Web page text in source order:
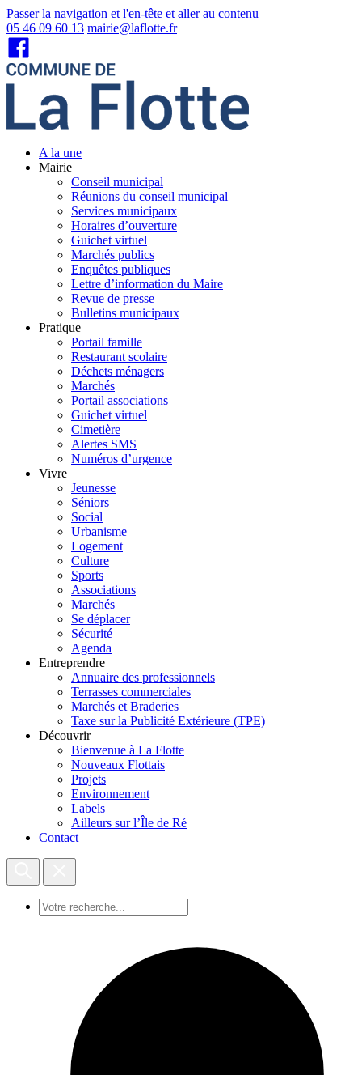
Passer la navigation et l'en-tête et aller au contenu
05 46 09 60 13 mairie@laflotte.fr
A la une
Mairie
Conseil municipal
Réunions du conseil municipal
Services municipaux
Horaires d’ouverture
Guichet virtuel
Marchés publics
Enquêtes publiques
Lettre d’information du Maire
Revue de presse
Bulletins municipaux
Pratique
Portail famille
Restaurant scolaire
Déchets ménagers
Marchés
Portail associations
Guichet virtuel
Cimetière
Alertes SMS
Numéros d’urgence
Vivre
Jeunesse
Séniors
Social
Urbanisme
Logement
Culture
Sports
Associations
Marchés
Se déplacer
Sécurité
Agenda
Entreprendre
Annuaire des professionnels
Terrasses commerciales
Marchés et Braderies
Taxe sur la Publicité Extérieure (TPE)
Découvrir
Bienvenue à La Flotte
Nouveaux Flottais
Projets
Environnement
Labels
Ailleurs sur l’Île de Ré
Contact